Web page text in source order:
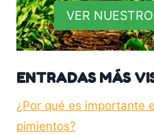
VER
ENTRADAS MÁS
¿Por qué es importante
pimientos?